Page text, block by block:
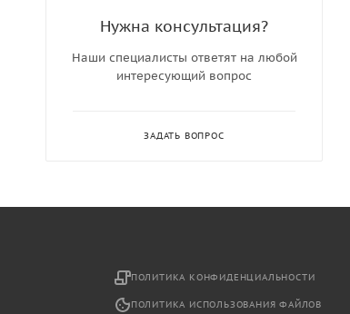
Нужна консультация?
Наши специалисты ответят на любой
интересующий вопрос
ЗАДАТЬ ВОПРОС
ПОЛИТИКА КОНФИДЕНЦИАЛЬНОСТИ
ПОЛИТИКА ИСПОЛЬЗОВАНИЯ ФАЙЛОВ